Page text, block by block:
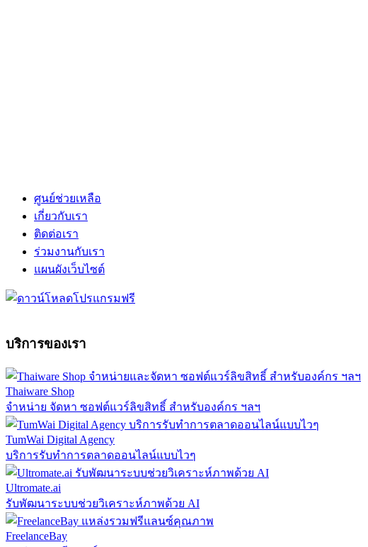
ศูนย์ช่วยเหลือ
เกี่ยวกับเรา
ติดต่อเรา
ร่วมงานกับเรา
แผนผังเว็บไซต์
บริการของเรา
Thaiware Shop
จำหน่าย จัดหา ซอฟต์แวร์ลิขสิทธิ์ สำหรับองค์กร ฯลฯ
TumWai Digital Agency
บริการรับทำการตลาดออนไลน์แบบไวๆ
Ultromate.ai
รับพัฒนาระบบช่วยวิเคราะห์ภาพด้วย AI
FreelanceBay